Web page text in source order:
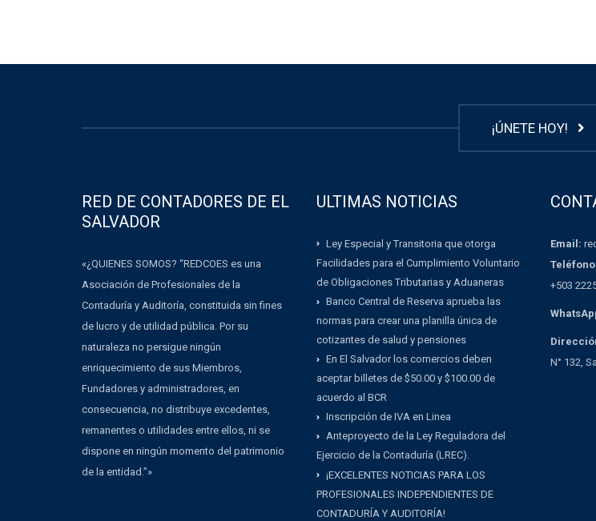
¡ÚNETE HOY!
RED DE CONTADORES DE EL
SALVADOR
«¿QUIENES SOMOS? “REDCOES es una
Asociación de Profesionales de la
Contaduría y Auditoría, constituida sin fines
de lucro y de utilidad pública. Por su
naturaleza no persigue ningún
enriquecimiento de sus Miembros,
Fundadores y administradores, en
consecuencia, no distribuye excedentes,
remanentes o utilidades entre ellos, ni se
dispone en ningún momento del patrimonio
de la entidad.”»
ULTIMAS NOTICIAS
Ley Especial y Transitoria que otorga
Facilidades para el Cumplimiento Voluntario
de Obligaciones Tributarias y Aduaneras
Banco Central de Reserva aprueba las
normas para crear una planilla única de
cotizantes de salud y pensiones
En El Salvador los comercios deben
aceptar billetes de $50.00 y $100.00 de
acuerdo al BCR
Inscripción de IVA en Linea
Anteproyecto de la Ley Reguladora del
Ejercicio de la Contaduría (LREC).
¡EXCELENTES NOTICIAS PARA LOS
PROFESIONALES INDEPENDIENTES DE
CONTADURÍA Y AUDITORÍA!
Email:
+503
N° 132,